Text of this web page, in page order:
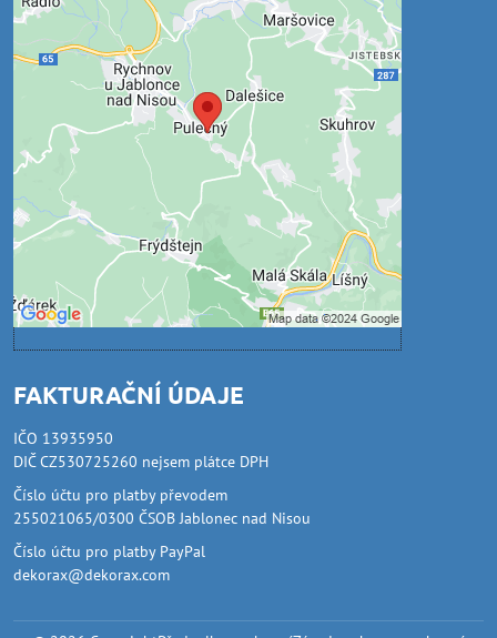
Externí obsah je blokován
Volbami soukromí
Přejete si načíst externí obsah?
Povolit jednou
Povolit a zapamatovat - souhlas s druhem
cookie: Funkční
Otevřít obsah v novém okně
FAKTURAČNÍ ÚDAJE
IČO 13935950
DIČ CZ530725260 nejsem plátce DPH
Číslo účtu pro platby převodem
255021065/0300 ČSOB Jablonec nad Nisou
Číslo účtu pro platby PayPal
dekorax@dekorax.com